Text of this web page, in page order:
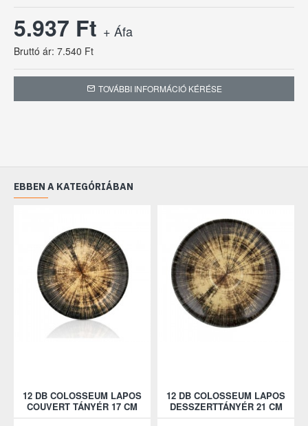
5.937 Ft + Áfa
Bruttó ár: 7.540 Ft
TOVÁBBI INFORMÁCIÓ KÉRÉSE
EBBEN A KATEGÓRIÁBAN
12 DB COLOSSEUM LAPOS
COUVERT TÁNYÉR 17 CM
12 DB COLOSSEUM LAPOS
DESSZERTTÁNYÉR 21 CM